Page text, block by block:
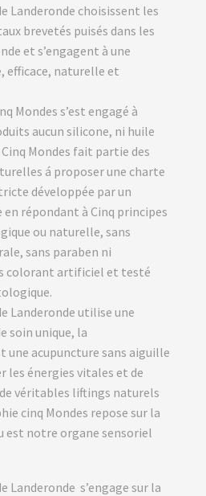
Landeronde choisissent les
brevetés puisés dans les
et s’engagent à une
efficace, naturelle et
Mondes s’est engagé à
aucun silicone, ni huile
Mondes fait partie des
á proposer une charte
développée par un
répondant à Cinq principes
ou naturelle, sans
sans paraben ni
colorant artificiel et testé
Landeronde utilise une
soin unique, la
une acupuncture sans aiguille
les énergies vitales et de
véritables liftings naturels
cinq Mondes repose sur la
est notre organe sensoriel
Landeronde s’engage sur la